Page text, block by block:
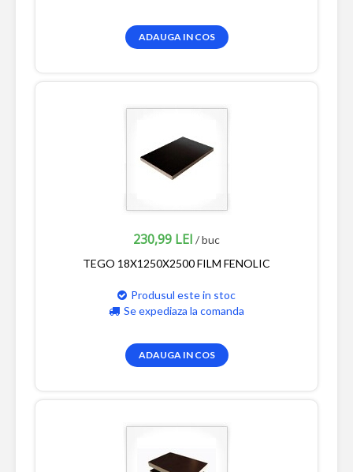
ADAUGA IN COS
230,99 LEI / buc
TEGO 18X1250X2500 FILM FENOLIC
Produsul este in stoc
Se expediaza la comanda
ADAUGA IN COS